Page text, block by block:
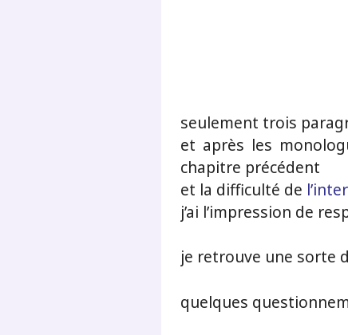
seulement trois
et après les
chapitre précédent
et la difficulté de
j’ai l’impression de
je retrouve une sorte
quelques